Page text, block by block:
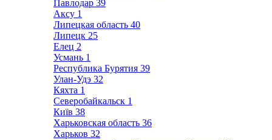
Павлодар 39
Аксу 1
Липецкая область 40
Липецк 25
Елец 2
Усмань 1
Республика Бурятия 39
Улан-Удэ 32
Кяхта 1
Северобайкальск 1
Київ 38
Харьковская область 36
Харьков 32